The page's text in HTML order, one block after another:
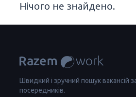
Нічого не знайдено.
Швидкий і зручний пошук вакансій
посередників.